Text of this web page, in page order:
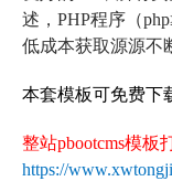
述，PHP程序（
低成本获取源源不
本套模板可免费下
整站pbootcms模板
https://